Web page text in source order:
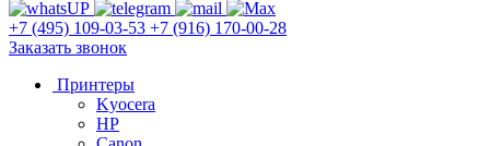
+7 (495) 109-03-53 +7 (916) 170-00-28
Заказать звонок
Принтеры
Kyocera
HP